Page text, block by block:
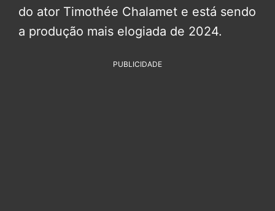
do ator Timothée Chalamet e está sendo
a produção mais elogiada de 2024.
PUBLICIDADE